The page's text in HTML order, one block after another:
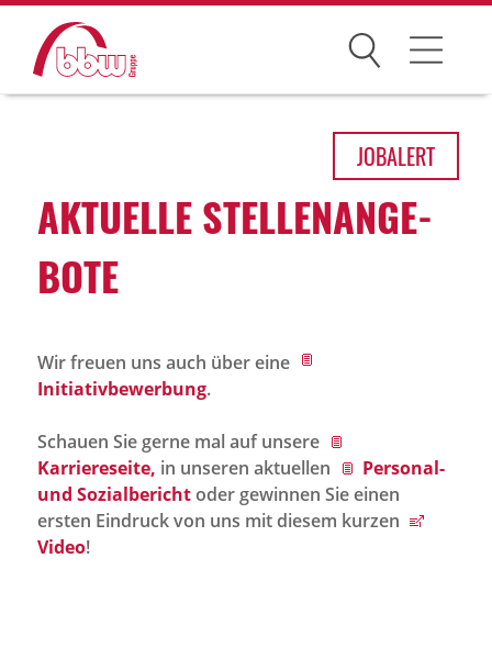
Suchen
Über uns
Historie
bbw als Arbeitgeber
Jobportal
Presse und Medien
JOBALERT
AKTU­ELLE STEL­LEN­AN­GE­
BOTE
Wir freuen uns auch über eine
Initiativbewerbung.
Schauen Sie gerne mal auf unsere
Karriereseite, in unseren aktuellen
Personal-
und Sozialberichtoder gewinnen Sie einen
ersten Eindruck von uns mit diesem kurzen
Video!